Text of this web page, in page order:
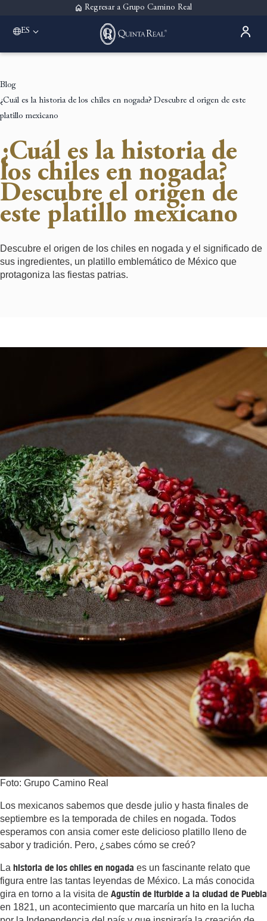
Regresar a Grupo Camino Real
ES Please select a destination
Quinta Real Aguascalientes
Guadalajara
Monterrey
Quinta Real Monterrey
Oaxaca
Quinta Real Huatulco
Quinta Real Oaxaca
Puebla
Quinta Real Puebla
Quinta Real Zacatecas
Blog
¿Cuál es la historia de los chiles en nogada? Descubre el origen de este
platillo mexicano
¿Cuál es la historia de
los chiles en nogada?
Descubre el origen de
este platillo mexicano
Descubre el origen de los chiles en nogada y el significado de
sus ingredientes, un platillo emblemático de México que
protagoniza las fiestas patrias.
Foto: Grupo Camino Real
Los mexicanos sabemos que desde julio y hasta finales de
septiembre es la temporada de chiles en nogada. Todos
esperamos con ansia comer este delicioso platillo lleno de
sabor y tradición. Pero, ¿sabes cómo se creó?
La historia de los chiles en nogada es un fascinante relato que
figura entre las tantas leyendas de México. La más conocida
gira en torno a la visita de Agustín de Iturbide a la ciudad de Puebla
en 1821, un acontecimiento que marcaría un hito en la lucha